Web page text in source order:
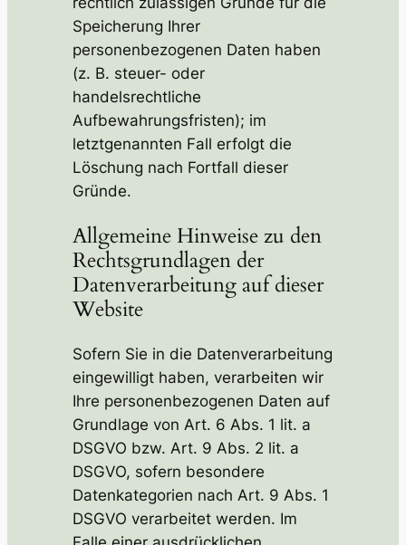
Speicherung Ihrer
personenbezogenen Daten haben
(z. B. steuer- oder
handelsrechtliche
Aufbewahrungsfristen); im
letztgenannten Fall erfolgt die
Löschung nach Fortfall dieser
Gründe.
Allgemeine Hinweise zu den
Rechtsgrundlagen der
Datenverarbeitung auf dieser
Website
Sofern Sie in die Datenverarbeitung
eingewilligt haben, verarbeiten wir
Ihre personenbezogenen Daten auf
Grundlage von Art. 6 Abs. 1 lit. a
DSGVO bzw. Art. 9 Abs. 2 lit. a
DSGVO, sofern besondere
Datenkategorien nach Art. 9 Abs. 1
DSGVO verarbeitet werden. Im